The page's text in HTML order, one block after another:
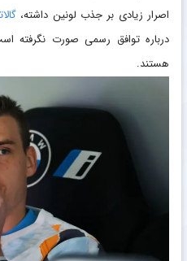
اصرار زیادی بر جذب لونین داشته،
درباره توافق رسمی صورت
هستند.